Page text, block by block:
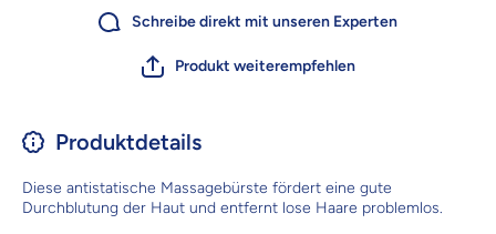
Schreibe direkt mit unseren Experten
Produkt weiterempfehlen
Produktdetails
Diese antistatische Massagebürste fördert eine gute
Durchblutung der Haut und entfernt lose Haare problemlos.